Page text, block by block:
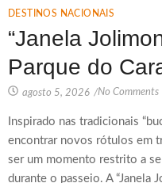
DESTINOS NACIONAIS
“Janela
Parque do
agosto 5, 2026 /No Comments
Inspirado nas tradicionais
encontrar novos rótulos em
ser um momento restrito a
durante o passeio. A “Janela